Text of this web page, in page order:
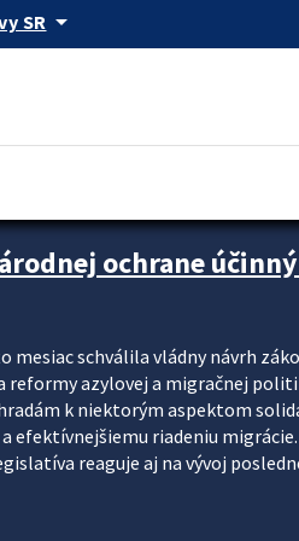
SR arrow_drop_down
ochrane
mesiac schválila vládny návrh
azylovej a migračnej
k niektorým aspektom
efektívnejšiemu riadeniu
reaguje aj na vývoj